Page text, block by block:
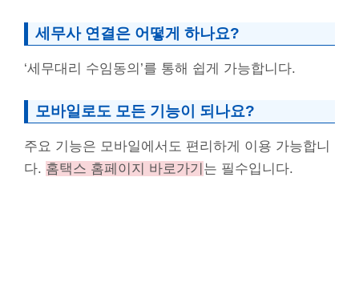
세무사 연결은 어떻게 하나요?
‘세무대리 수임동의’를 통해 쉽게 가능합니다.
모바일로도 모든 기능이 되나요?
주요 기능은 모바일에서도 편리하게 이용 가능합니
다. 홈택스 홈페이지 바로가기 는 필수입니다.